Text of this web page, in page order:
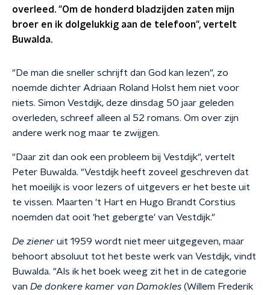
overleed. "Om de honderd bladzijden zaten mijn
broer en ik dolgelukkig aan de telefoon", vertelt
Buwalda.
"De man die sneller schrijft dan God kan lezen", zo
noemde dichter Adriaan Roland Holst hem niet voor
niets. Simon Vestdijk, deze dinsdag 50 jaar geleden
overleden, schreef alleen al 52 romans. Om over zijn
andere werk nog maar te zwijgen.
"Daar zit dan ook een probleem bij Vestdijk", vertelt
Peter Buwalda. "Vestdijk heeft zoveel geschreven dat
het moeilijk is voor lezers of uitgevers er het beste uit
te vissen. Maarten 't Hart en Hugo Brandt Corstius
noemden dat ooit 'het gebergte' van Vestdijk."
De ziener uit 1959 wordt niet meer uitgegeven, maar
behoort absoluut tot het beste werk van Vestdijk, vindt
Buwalda. "Als ik het boek weeg zit het in de categorie
van De donkere kamer van Damokles (Willem Frederik